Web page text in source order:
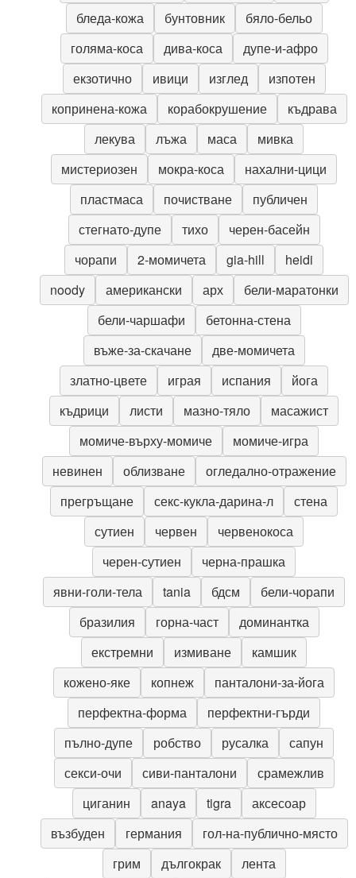
бледа-кожа бунтовник
бяло-бельо
голяма-коса
дива-коса
дупе-и-афро
екзотично
ивици изглед
изпотен
копринена-кожа
корабокрушение
къдрава
лекува
лъжа маса
мивка
мистериозен
мокра-коса
нахални-цици
пластмаса
почистване
публичен
стегнато-дупе
тихо
черен-басейн
чорапи
2-момичета gia-hill
heidi
noody
американски арх
бели-маратонки
бели-чаршафи
бетонна-стена
въже-за-скачане
две-момичета
златно-цвете
играя испания
йога
къдрици
листи мазно-тяло
масажист
момиче-върху-момиче
момиче-игра
невинен
облизване
огледално-отражение
прегръщане
секс-кукла-дарина-л
стена
сутиен
червен
червенокоса
черен-сутиен
черна-прашка
явни-голи-тела
tania бдсм
бели-чорапи
бразилия
горна-част
доминантка
екстремни
измиване
камшик
кожено-яке
копнеж
панталони-за-йога
перфектна-форма
перфектни-гърди
пълно-дупе
робство русалка
сапун
секси-очи
сиви-панталони
срамежлив
циганин
anaya tigra
аксесоар
възбуден
германия
гол-на-публично-място
грим
дългокрак
лента